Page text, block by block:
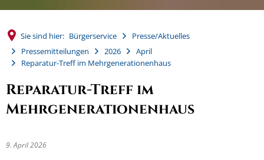
Sie sind hier: Bürgerservice
Presse/Aktuelles
Pressemitteilungen
2026
April
Reparatur-Treff im Mehrgenerationenhaus
Reparatur-Treff im
Mehrgenerationenhaus
9. April 2026